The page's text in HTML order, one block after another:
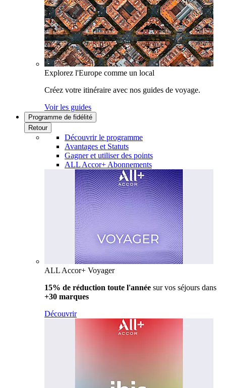
Explorez l'Europe comme un local
Créez votre itinéraire avec nos guides de voyage.
Voir les guides
Programme de fidélité
Retour
Découvrir le programme
Avantages et Statuts
Gagner et utiliser des points
ALL Accor+ Abonnements
ALL Accor+ Voyager
15% de réduction toute l'année sur vos séjours dans
+30 marques
Découvrir